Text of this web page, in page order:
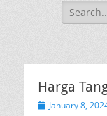
Search
for:
Harga
PostedJanuary 8,